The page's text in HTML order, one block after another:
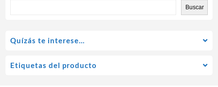
Buscar
Quízás te interese…
Etiquetas del producto